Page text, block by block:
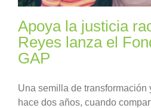
Apoya la justicia
Reyes lanza el
GAP
Una semilla de transformación
hace dos años, cuando